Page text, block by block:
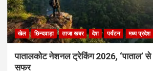
खेल छिन्दवाड़ा ताजा खबर देश पर्यटन मध्य प्रदेश
पातालकोट नेशनल ट्रेकिंग 2026, ‘पाताल’ से
सफर